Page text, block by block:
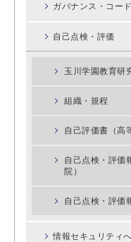
ガバナンス・コード
自己点検・評価
玉川学園教育研
組織・規程
自己評価書（高
自己点検・評価
院）
自己点検・評価
情報セキュリティ